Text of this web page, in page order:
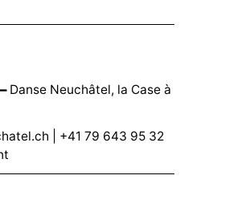
Danse Neuchâtel, la Case à
| +41 79 643 95 32